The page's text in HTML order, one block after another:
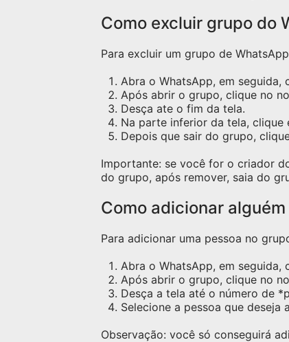
Como excluir grupo do
Para excluir um grupo de
Abra o WhatsApp, em seguida,
Após abrir o grupo, clique no
Desça ate o fim da tela.
Na parte inferior da tela, clique
Depois que sair do grupo,
Importante: se você for o criador
do grupo, após remover, saia do
Como adicionar
Para adicionar uma pessoa no
Abra o WhatsApp, em seguida,
Após abrir o grupo, clique no
Desça a tela até o número de
Selecione a pessoa que
Observação: você só conseguirá